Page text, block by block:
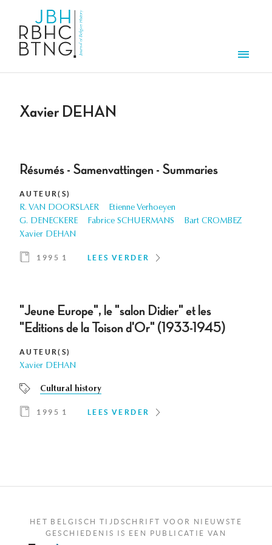
Xavier DEHAN
Résumés - Samenvattingen - Summaries
AUTEUR(S)
R. VAN DOORSLAER
Etienne Verhoeyen
G. DENECKERE
Fabrice SCHUERMANS
Bart CROMBEZ
Xavier DEHAN
1995 1 LEES VERDER
"Jeune Europe", le "salon Didier" et les
"Editions de la Toison d'Or" (1933-1945)
AUTEUR(S)
Xavier DEHAN
Cultural history
1995 1 LEES VERDER
HET BELGISCH TIJDSCHRIFT VOOR NIEUWSTE
GESCHIEDENIS IS EEN PUBLICATIE VAN